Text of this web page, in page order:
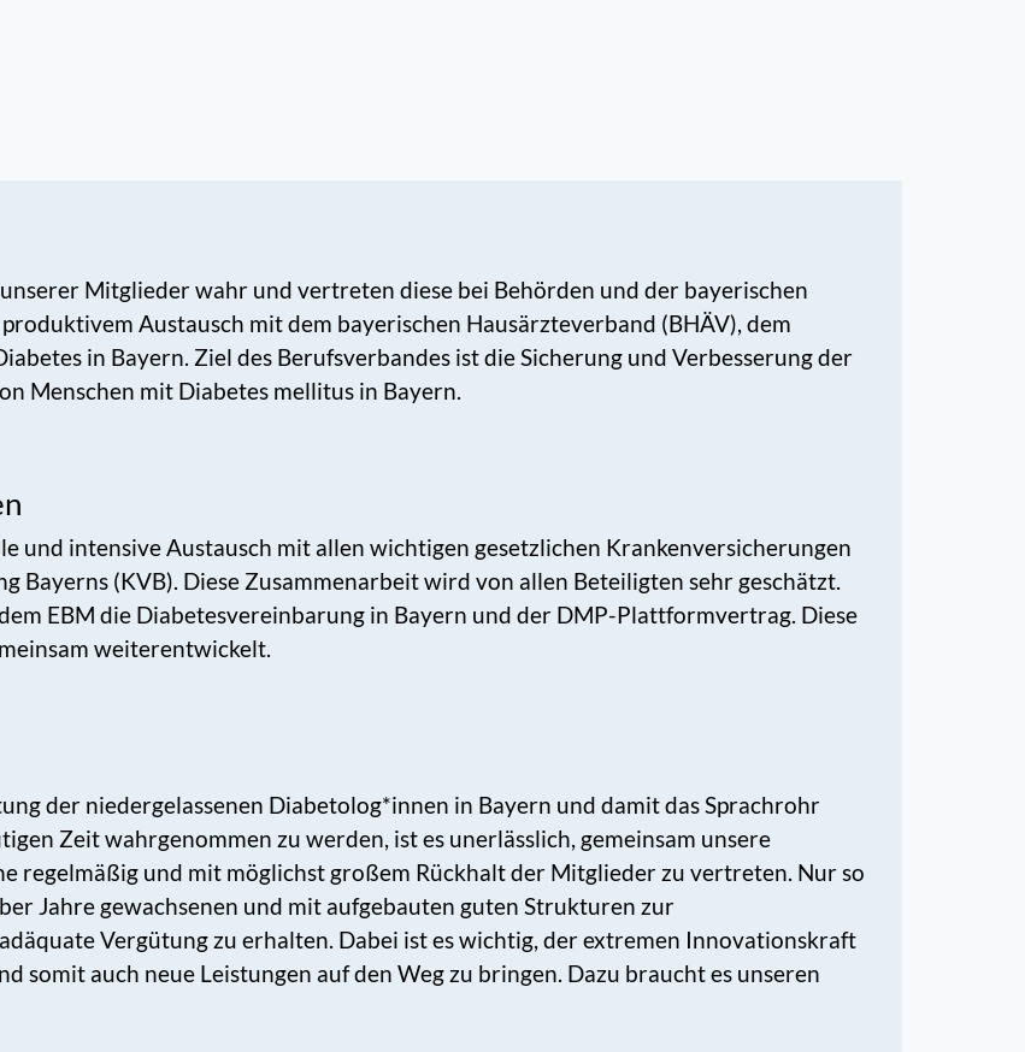
Mitglieder wahr und vertreten diese bei Behörden und der bayerischen
Austausch mit dem bayerischen Hausärzteverband (BHÄV), dem
in Bayern. Ziel des Berufsverbandes ist die Sicherung und Verbesserung der
Menschen mit Diabetes mellitus in Bayern.
und intensive Austausch mit allen wichtigen gesetzlichen Krankenversicherungen
Bayerns (KVB). Diese Zusammenarbeit wird von allen Beteiligten sehr geschätzt.
EBM die Diabetesvereinbarung in Bayern und der DMP-Plattformvertrag. Diese
weiterentwickelt.
der niedergelassenen Diabetolog*innen in Bayern und damit das Sprachrohr
Zeit wahrgenommen zu werden, ist es unerlässlich, gemeinsam unsere
regelmäßig und mit möglichst großem Rückhalt der Mitglieder zu vertreten. Nur so
Jahre gewachsenen und mit aufgebauten guten Strukturen zur
Vergütung zu erhalten. Dabei ist es wichtig, der extremen Innovationskraft
somit auch neue Leistungen auf den Weg zu bringen. Dazu braucht es unseren